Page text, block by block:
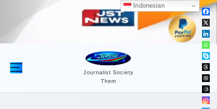
n
Journalist Society
Them
Indonesian